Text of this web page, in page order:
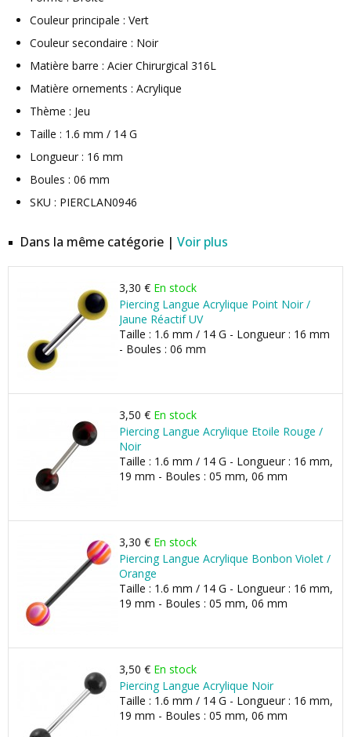
Couleur principale : Vert
Couleur secondaire : Noir
Matière barre : Acier Chirurgical 316L
Matière ornements : Acrylique
Thème : Jeu
Taille : 1.6 mm / 14 G
Longueur : 16 mm
Boules : 06 mm
SKU : PIERCLAN0946
Dans la même catégorie | Voir plus
3,30 € En stock
Piercing Langue Acrylique Point Noir /
Jaune Réactif UV
Taille : 1.6 mm / 14 G - Longueur : 16 mm
- Boules : 06 mm
3,50 € En stock
Piercing Langue Acrylique Etoile Rouge /
Noir
Taille : 1.6 mm / 14 G - Longueur : 16 mm,
19 mm - Boules : 05 mm, 06 mm
3,30 € En stock
Piercing Langue Acrylique Bonbon Violet /
Orange
Taille : 1.6 mm / 14 G - Longueur : 16 mm,
19 mm - Boules : 05 mm, 06 mm
3,50 € En stock
Piercing Langue Acrylique Noir
Taille : 1.6 mm / 14 G - Longueur : 16 mm,
19 mm - Boules : 05 mm, 06 mm